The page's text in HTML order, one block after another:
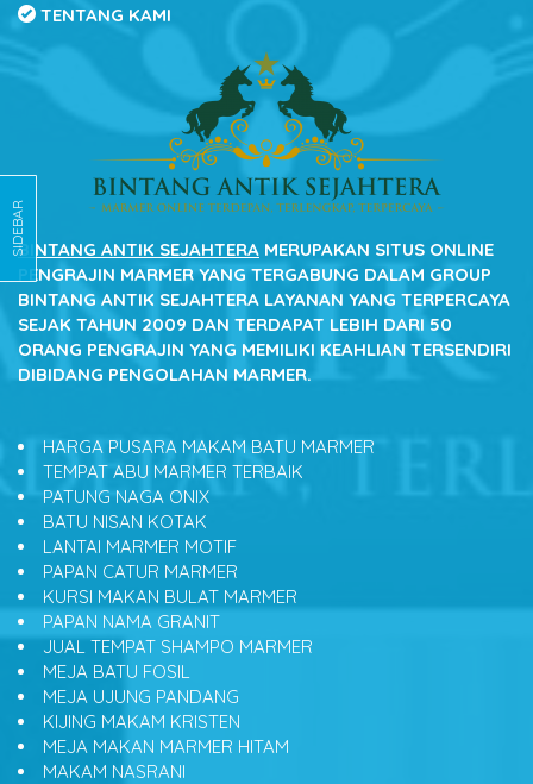
SIDEBAR
TENTANG KAMI
BINTANG ANTIK SEJAHTERA MERUPAKAN SITUS ONLINE
PENGRAJIN MARMER YANG TERGABUNG DALAM GROUP
BINTANG ANTIK SEJAHTERA LAYANAN YANG TERPERCAYA
SEJAK TAHUN 2009 DAN TERDAPAT LEBIH DARI 50
ORANG PENGRAJIN YANG MEMILIKI KEAHLIAN TERSENDIRI
DIBIDANG PENGOLAHAN MARMER.
HARGA PUSARA MAKAM BATU MARMER
TEMPAT ABU MARMER TERBAIK
PATUNG NAGA ONIX
BATU NISAN KOTAK
LANTAI MARMER MOTIF
PAPAN CATUR MARMER
KURSI MAKAN BULAT MARMER
PAPAN NAMA GRANIT
JUAL TEMPAT SHAMPO MARMER
MEJA BATU FOSIL
MEJA UJUNG PANDANG
KIJING MAKAM KRISTEN
MEJA MAKAN MARMER HITAM
MAKAM NASRANI